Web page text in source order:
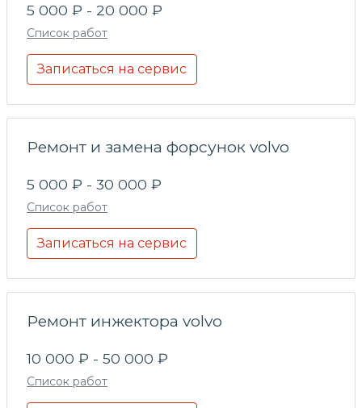
5 000 ₽ - 20 000 ₽
Список работ
Записаться на сервис
Ремонт и замена форсунок volvo
5 000 ₽ - 30 000 ₽
Список работ
Записаться на сервис
Ремонт инжектора volvo
10 000 ₽ - 50 000 ₽
Список работ